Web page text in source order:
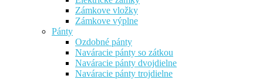
Zámkove vložky
Zámkove výplne
Pánty
Ozdobné pánty
Naváracie pánty so zátkou
Naváracie pánty dvojdielne
Naváracie pánty trojdielne